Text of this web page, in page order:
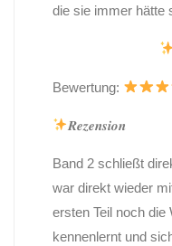
die sie immer hätte
Bewertung:
𝑹𝒆𝒛𝒆𝒏𝒔𝒊𝒐𝒏
Band 2 schließt
war direkt wieder
ersten Teil noch die
kennenlernt und